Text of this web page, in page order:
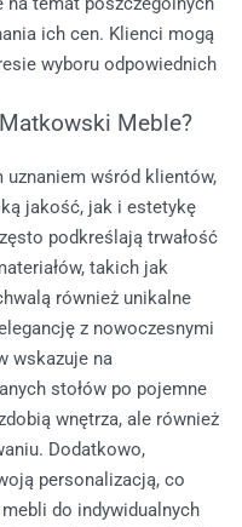
ich cen. Klienci mogą
wyboru odpowiednich
Meble?
uznaniem wśród klientów,
jakość, jak i estetykę
podkreślają trwałość
takich jak
również unikalne
z nowoczesnymi
wskazuje na
stołów po pojemne
wnętrza, ale również
Dodatkowo,
personalizacją, co
do indywidualnych